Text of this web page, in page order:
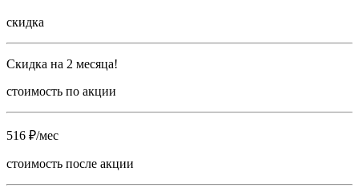
скидка
Скидка на 2 месяца!
стоимость по акции
516 ₽/мес
стоимость после акции